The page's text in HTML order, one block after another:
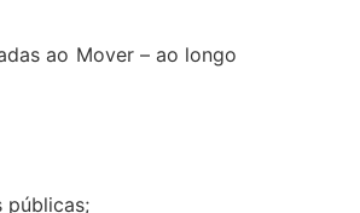
ao Mover – ao longo
públicas;